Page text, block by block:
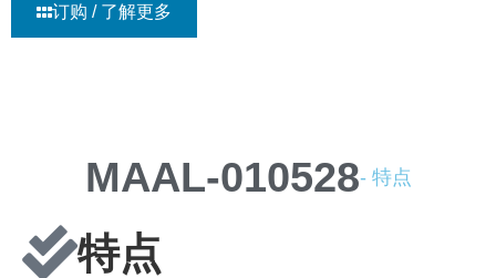
订购 / 了解更多
MAAL-010528- 特点
特点